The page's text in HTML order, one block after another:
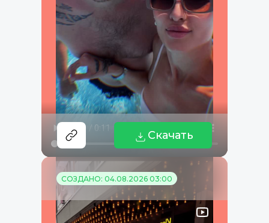
Скачать
СОЗДАНО: 04.08.2026 03:00